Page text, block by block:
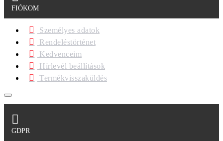
FIÓKOM
Személyes adatok
Rendeléstörténet
Kedvenceim
Hírlevél beállítások
Termékvisszaküldés
GDPR